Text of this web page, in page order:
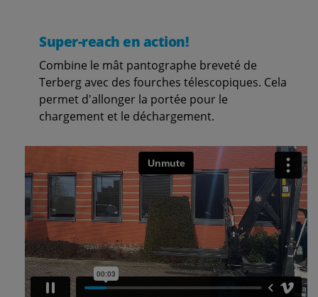
Super-reach en action!
Combine le mât pantographe breveté de
Terberg avec des fourches télescopiques. Cela
permet d'allonger la portée pour le
chargement et le déchargement.